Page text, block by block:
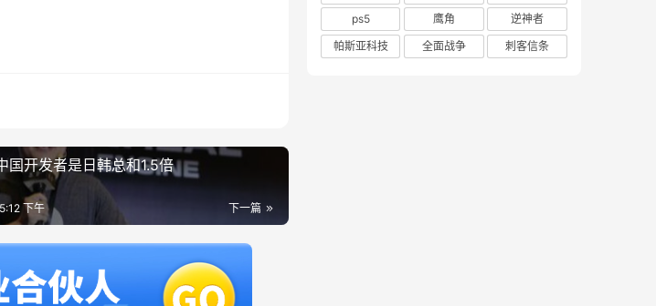
国开发者是日韩总和1.5倍
下一篇
下午
ps5
鹰角
逆神者
帕斯亚科技
全面战争 刺客信条